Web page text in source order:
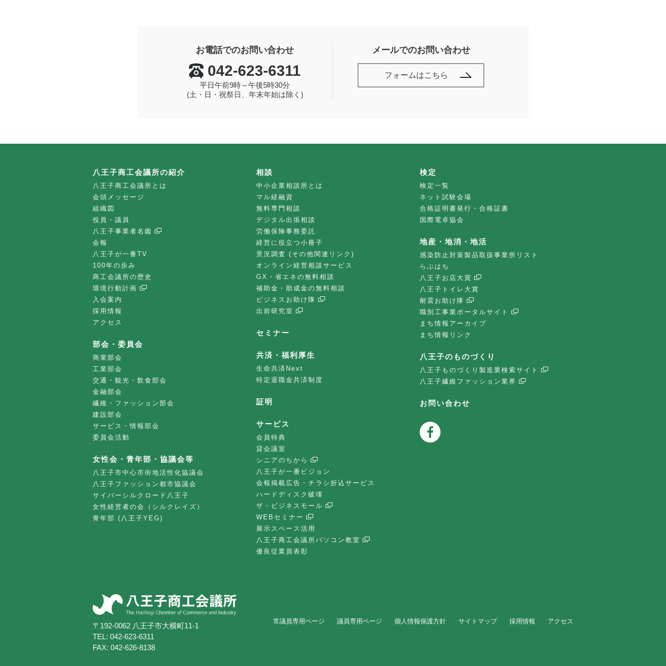
お電話でのお問い合わせ
042-623-6311
平日午前9時～午後5時30分
(土・日・祝祭日、年末年始は除く)
メールでのお問い合わせ
フォームはこちら
八王子商工会議所の紹介
八王子商工会議所とは
会頭メッセージ
組織図
役員・議員
八王子事業者名鑑
会報
八王子が一番TV
100年の歩み
商工会議所の歴史
環境行動計画
入会案内
採用情報
アクセス
部会・委員会
商業部会
工業部会
交通・観光・飲食部会
金融部会
繊維・ファッション部会
建設部会
サービス・情報部会
委員会活動
女性会・青年部・協議会等
八王子市中心市街地活性化協議会
八王子ファッション都市協議会
サイバーシルクロード八王子
女性経営者の会（シルクレイズ）
青年部 (八王子YEG)
相談
中小企業相談所とは
マル経融資
無料専門相談
デジタル出張相談
労働保険事務委託
経営に役立つ小冊子
景況調査 (その他関連リンク)
オンライン経営相談サービス
GX・省エネの無料相談
補助金・助成金の無料相談
ビジネスお助け隊
出前研究室
セミナー
共済・福利厚生
生命共済Next
特定退職金共済制度
証明
サービス
会員特典
貸会議室
シニアのちから
八王子が一番ビジョン
会報掲載広告・チラシ折込サービス
ハードディスク破壊
ザ・ビジネスモール
WEBセミナー
展示スペース活用
八王子商工会議所パソコン教室
優良従業員表彰
検定
検定一覧
ネット試験会場
合格証明書発行・合格証書
国際電卓協会
地産・地消・地活
感染防止対策製品取扱事業所リスト
らぶはち
八王子お店大賞
八王子トイレ大賞
耐震お助け隊
職別工事業ポータルサイト
まち情報アーカイブ
まち情報リンク
八王子のものづくり
八王子ものづくり製造業検索サイト
八王子繊維ファッション業界
お問い合わせ
〒192-0062 八王子市大横町11-1
TEL: 042-623-6311
FAX: 042-626-8138
常議員専用ページ 議員専用ページ 個人情報保護方針 サイトマップ 採用情報 アクセス